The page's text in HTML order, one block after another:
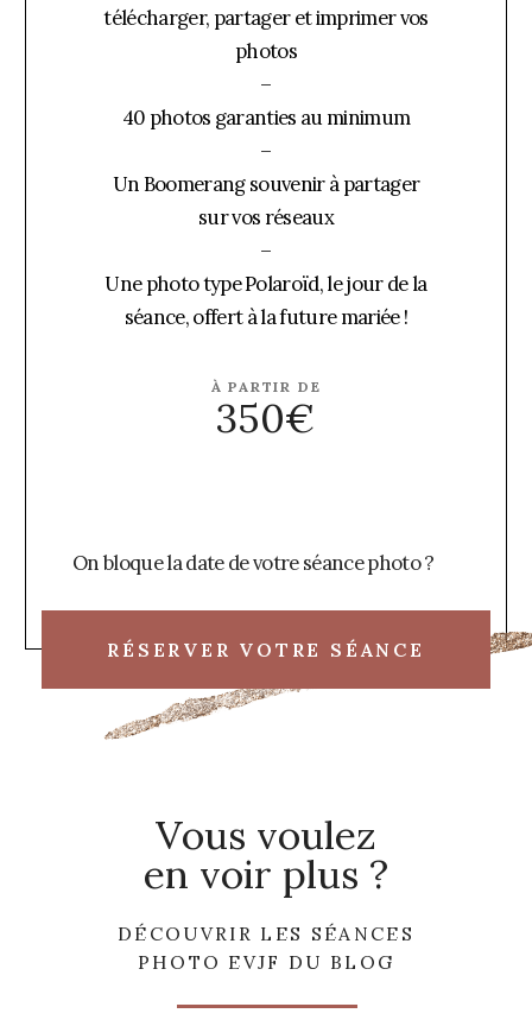
télécharger, partager et imprimer vos
photos
–
40 photos garanties au minimum
–
Un Boomerang souvenir à partager
sur vos réseaux
–
Une photo type Polaroïd, le jour de la
séance, offert à la future mariée !
À PARTIR DE
350€
On bloque la date de votre séance photo ?
RÉSERVER VOTRE SÉANCE
Vous voulez
en voir plus ?
DÉCOUVRIR LES SÉANCES
PHOTO EVJF DU BLOG